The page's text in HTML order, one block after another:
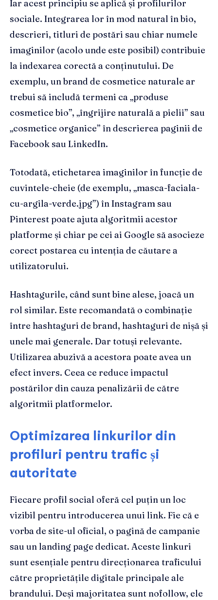
Iar acest principiu se aplică și profilurilor
sociale. Integrarea lor în mod natural în bio,
descrieri, titluri de postări sau chiar numele
imaginilor (acolo unde este posibil) contribuie
la indexarea corectă a conținutului. De
exemplu, un brand de cosmetice naturale ar
trebui să includă termeni ca „produse
cosmetice bio”, „îngrijire naturală a pielii” sau
„cosmetice organice” în descrierea paginii de
Facebook sau LinkedIn.
Totodată, etichetarea imaginilor în funcție de
cuvintele-cheie (de exemplu, „masca-faciala-
cu-argila-verde.jpg”) în Instagram sau
Pinterest poate ajuta algoritmii acestor
platforme și chiar pe cei ai Google să asocieze
corect postarea cu intenția de căutare a
utilizatorului.
Hashtagurile, când sunt bine alese, joacă un
rol similar. Este recomandată o combinație
între hashtaguri de brand, hashtaguri de nișă și
unele mai generale. Dar totuși relevante.
Utilizarea abuzivă a acestora poate avea un
efect invers. Ceea ce reduce impactul
postărilor din cauza penalizării de către
algoritmii platformelor.
Optimizarea linkurilor din
profiluri pentru trafic și
autoritate
Fiecare profil social oferă cel puțin un loc
vizibil pentru introducerea unui link. Fie că e
vorba de site-ul oficial, o pagină de campanie
sau un landing page dedicat. Aceste linkuri
sunt esențiale pentru direcționarea traficului
către proprietățile digitale principale ale
brandului. Deși majoritatea sunt nofollow, ele